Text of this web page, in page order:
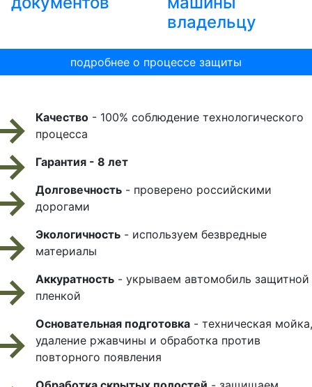
владельцу
подробнее о процессе защиты
Качество - 100% соблюдение технологического
процесса
Гарантия - 8 лет
Долговечность - проверено российскими
дорогами
Экологичность - используем безвредные
материалы
Аккуратность - укрываем автомобиль защитной
пленкой
Основательная подготовка - техническая мойка,
удаление ржавчины и обработка против
повторного появления